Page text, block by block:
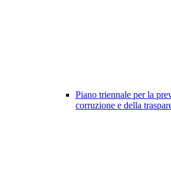
Piano triennale per la
corruzione e della